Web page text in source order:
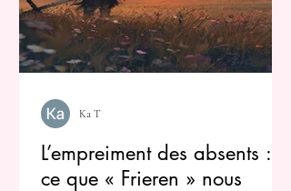
L’empreiment des absents :
ce que « Frieren » nous
Ka T